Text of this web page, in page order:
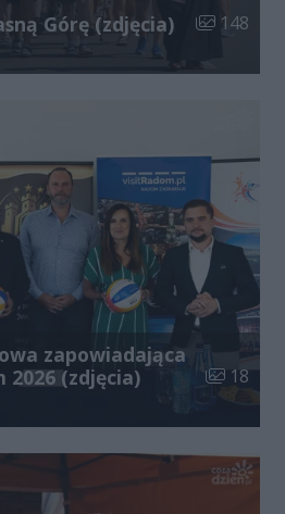
Górę (zdjęcia) Liczba
148
zapowiadająca
2026 (zdjęcia)
Liczba
18